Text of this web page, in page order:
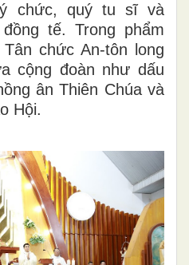
chức, quý tu sĩ và
tế. Trong phẩm
chức An-tôn long
cộng đoàn như dấu
ân Thiên Chúa và
Hội.